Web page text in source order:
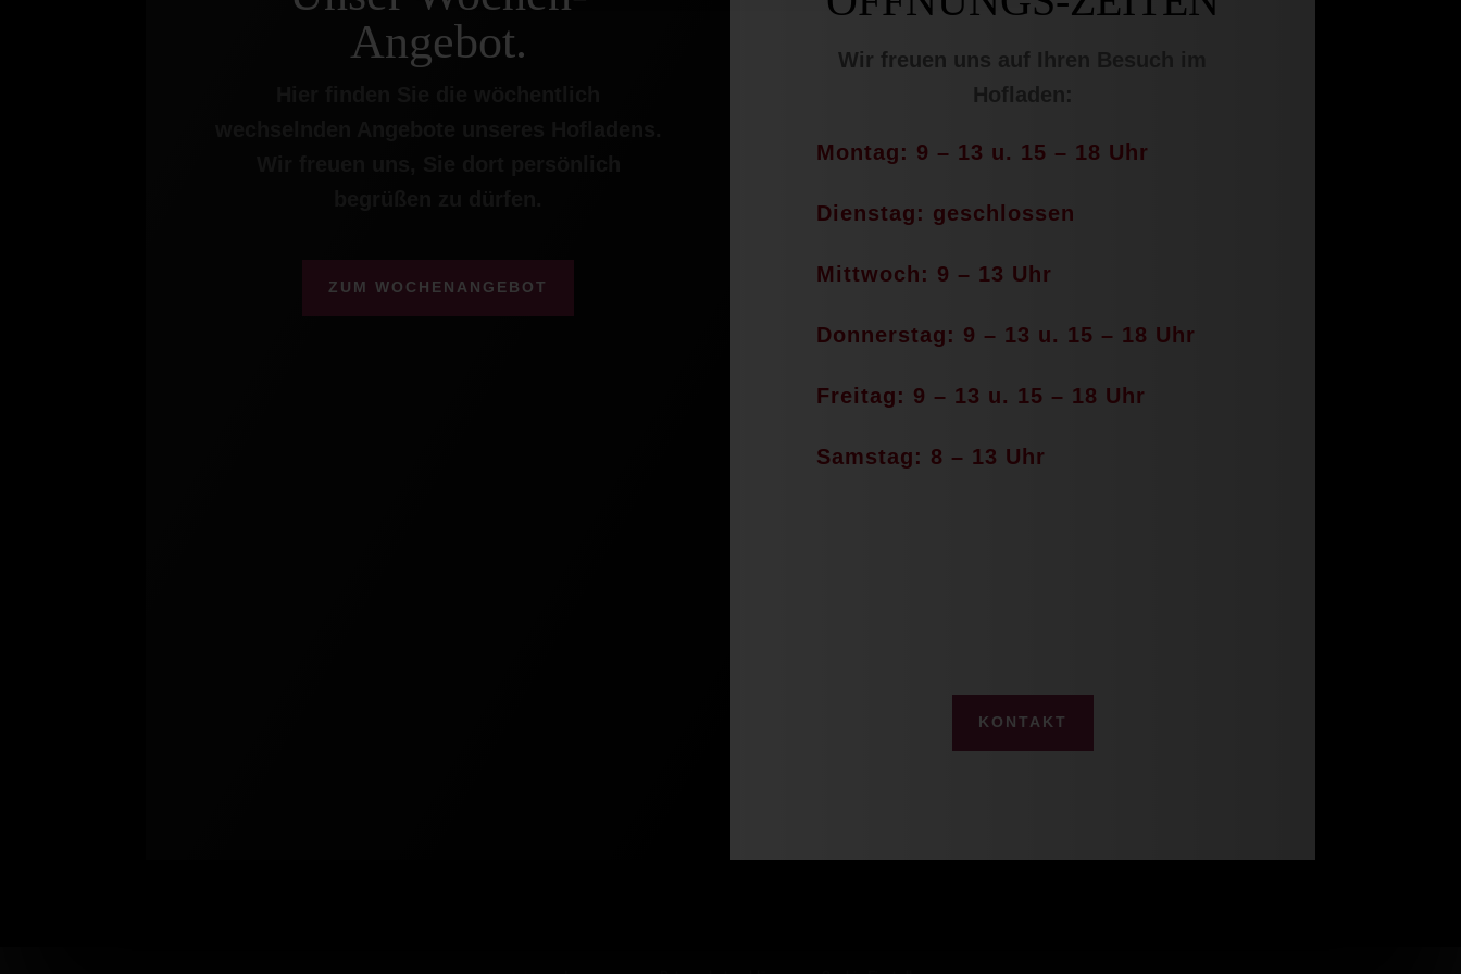
Angebot.
ZUM WOCHENANGEBOT
Wir freuen uns auf Ihren Besuch im
Hofladen:
Montag: 9 – 13 u. 15 – 18 Uhr
Dienstag: geschlossen
Mittwoch: 9 – 13 Uhr
Donnerstag: 9 – 13 u. 15 – 18 Uhr
Freitag: 9 – 13 u. 15 – 18 Uhr
Samstag: 8 – 13 Uhr
KONTAKT